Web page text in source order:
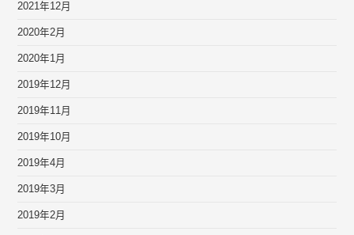
2021年12月
2020年2月
2020年1月
2019年12月
2019年11月
2019年10月
2019年4月
2019年3月
2019年2月